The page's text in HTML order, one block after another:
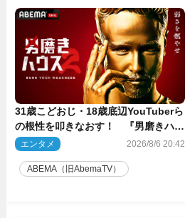
31歳こどおじ・18歳底辺YouTuberら
の根性を叩きなおす！ 『男磨きハウ
ス』第2弾コーチ陣発表
エンタメ 2026/8/6 20:42
ABEMA（旧AbemaTV）